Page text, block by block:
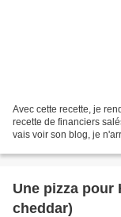
Avec cette recette, je
recette de financiers
vais voir son blog, je
Une pizza pour
cheddar)